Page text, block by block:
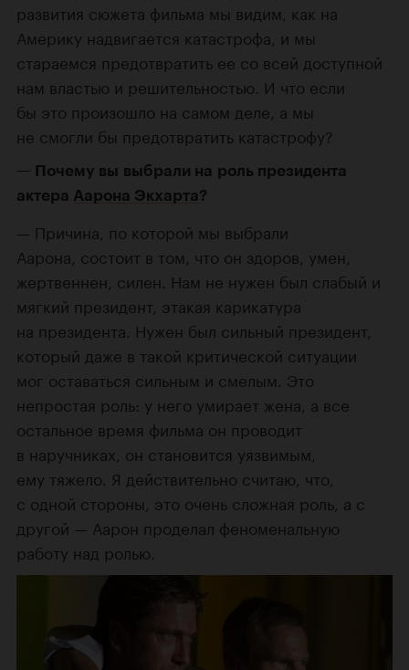
развития сюжета фильма мы видим, как на
Америку надвигается катастрофа, и мы
стараемся предотвратить ее со всей доступной
нам властью и решительностью. И что если
бы это произошло на самом деле, а мы
не смогли бы предотвратить катастрофу?
Почему вы выбрали на роль президента
актера Аарона Экхарта?
Причина, по которой мы выбрали
Аарона, состоит в том, что он здоров, умен,
жертвеннен, силен. Нам не нужен был слабый и
мягкий президент, этакая карикатура
на президента. Нужен был сильный президент,
который даже в такой критической ситуации
мог оставаться сильным и смелым. Это
непростая роль: у него умирает жена, а все
остальное время фильма он проводит
в наручниках, он становится уязвимым,
ему тяжело. Я действительно считаю, что,
с одной стороны, это очень сложная роль, а с
другой — Аарон проделал феноменальную
работу над ролью.